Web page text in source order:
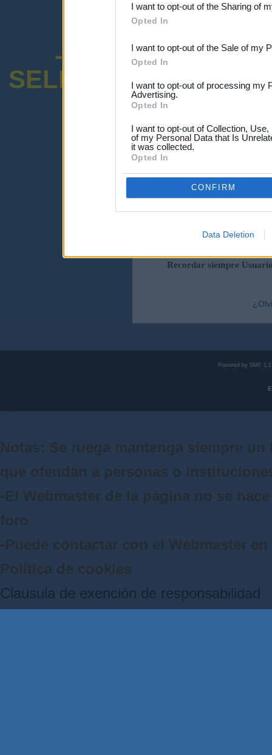
Downstream Participants
third parties.
I want to opt-out of the Sharing of
Opted In
I want to opt-out of the Sale of my
Opted In
I want to opt-out of processing my
Advertising.
Opted In
I want to opt-out of Collection,
of my Personal Data that Is
it was collected.
Opted In
CONFIRM
Data Deletion
-ENCUESTA
SELECTIVO
¡Advertencia!
Por favor ingresa abajo o haz clic-
Ingresar
Recordar siempre
Powered by SMF
Notas: Se ruega mantenga siempre
que ofendan a personas o
-El Webmaster de la página no se
foro
-Puede contactar con el Webmaster
Política de cookies
Clausula de exención de responsabilidad